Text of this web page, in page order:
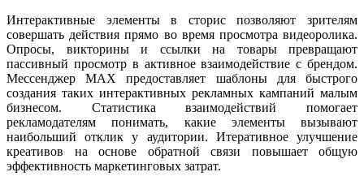
Интерактивные элементы в сторис позволяют зрителям
совершать действия прямо во время просмотра видеоролика.
Опросы, викторины и ссылки на товары превращают
пассивный просмотр в активное взаимодействие с брендом.
Мессенджер MAX предоставляет шаблоны для быстрого
создания таких интерактивных рекламных кампаний малым
бизнесом. Статистика взаимодействий помогает
рекламодателям понимать, какие элементы вызывают
наибольший отклик у аудитории. Итеративное улучшение
креативов на основе обратной связи повышает общую
эффективность маркетинговых затрат.